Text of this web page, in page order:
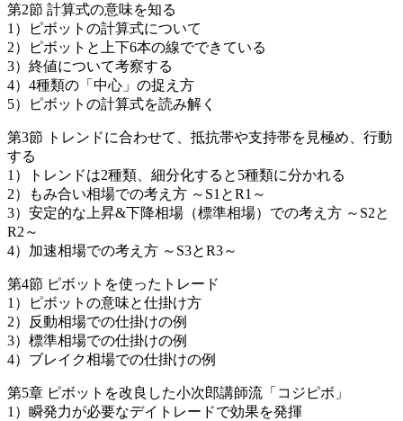
第2節 計算式の意味を知る
1）ピボットの計算式について
2）ピボットと上下6本の線でできている
3）終値について考察する
4）4種類の「中心」の捉え方
5）ピボットの計算式を読み解く
第3節 トレンドに合わせて、抵抗帯や支持帯を見極め、行動
する
1）トレンドは2種類、細分化すると5種類に分かれる
2）もみ合い相場での考え方 ～S1とR1～
3）安定的な上昇&下降相場（標準相場）での考え方 ～S2と
R2～
4）加速相場での考え方 ～S3とR3～
第4節 ピボットを使ったトレード
1）ピボットの意味と仕掛け方
2）反動相場での仕掛けの例
3）標準相場での仕掛けの例
4）ブレイク相場での仕掛けの例
第5章 ピボットを改良した小次郎講師流「コジピボ」
1）瞬発力が必要なデイトレードで効果を発揮